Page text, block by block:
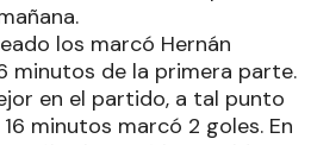
los marcó Hernán
minutos de la primera parte.
en el partido, a tal punto
minutos marcó 2 goles. En